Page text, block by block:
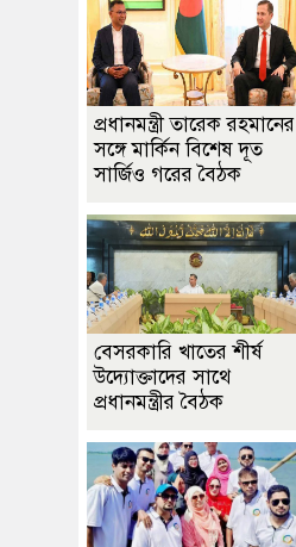
প্রধানমন্ত্রী তারেক রহমানের
সঙ্গে মার্কিন বিশেষ দূত
সার্জিও গরের বৈঠক
বেসরকারি খাতের শীর্ষ
উদ্যোক্তাদের সাথে
প্রধানমন্ত্রীর বৈঠক